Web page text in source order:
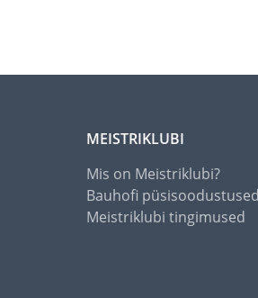
MEISTRIKLUBI
Mis on Meistriklubi?
Bauhofi püsisoodustused
Meistriklubi tingimused